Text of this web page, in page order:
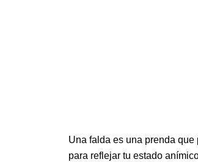
Una falda es una prenda
para reflejar tu estado